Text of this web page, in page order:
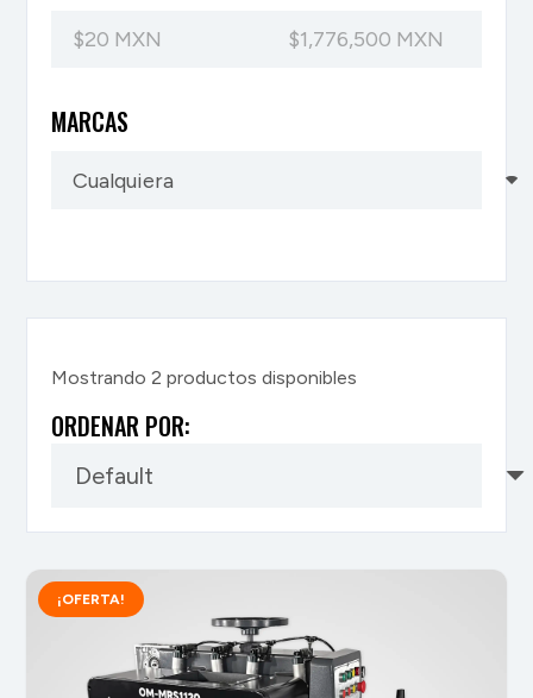
MARCAS
Mostrando2 productos disponibles
ORDENAR POR:
¡OFERTA!